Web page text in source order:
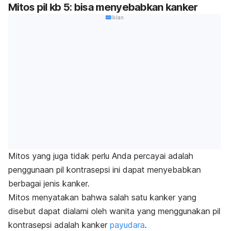
Mitos pil kb 5: bisa menyebabkan kanker
Iklan
Mitos yang juga tidak perlu Anda percayai adalah
penggunaan pil kontrasepsi ini dapat menyebabkan
berbagai jenis kanker.
Mitos menyatakan bahwa salah satu kanker yang
disebut dapat dialami oleh wanita yang menggunakan pil
kontrasepsi adalah kanker payudara.